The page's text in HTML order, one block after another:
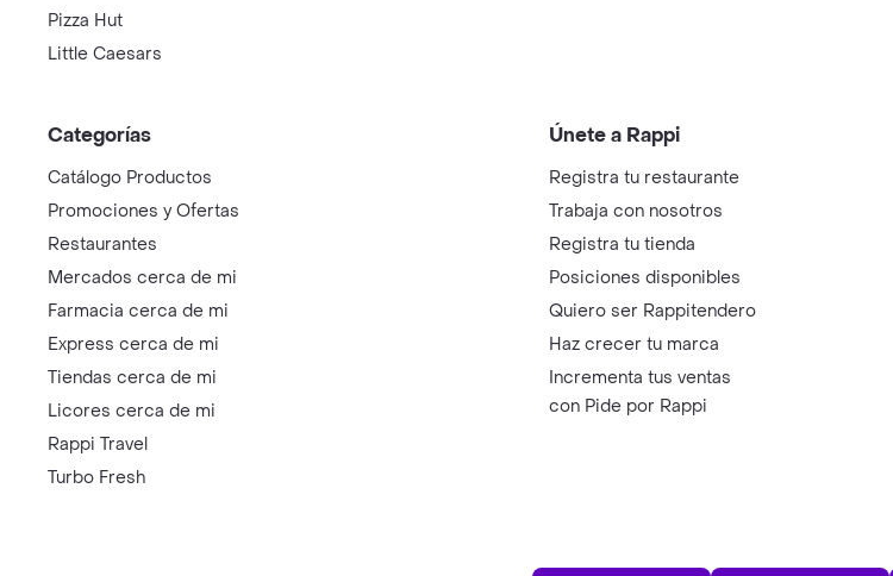
Pizza Hut
Little Caesars
Categorías
Catálogo Productos
Promociones y Ofertas
Restaurantes
Mercados cerca de mi
Farmacia cerca de mi
Express cerca de mi
Tiendas cerca de mi
Licores cerca de mi
Rappi Travel
Turbo Fresh
Únete a Rappi
Registra tu restaurante
Trabaja con nosotros
Registra tu tienda
Posiciones disponibles
Quiero ser Rappitendero
Haz crecer tu marca
Incrementa tus ventas
con Pide por Rappi